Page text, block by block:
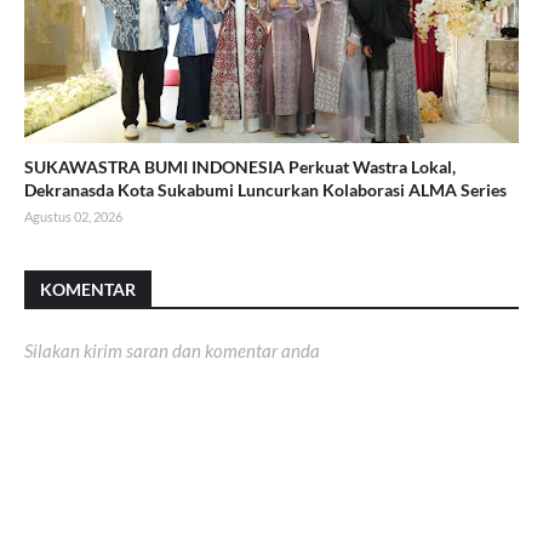
SUKAWASTRA BUMI INDONESIA Perkuat Wastra Lokal,
Dekranasda Kota Sukabumi Luncurkan Kolaborasi ALMA Series
Agustus 02, 2026
KOMENTAR
Silakan kirim saran dan komentar anda